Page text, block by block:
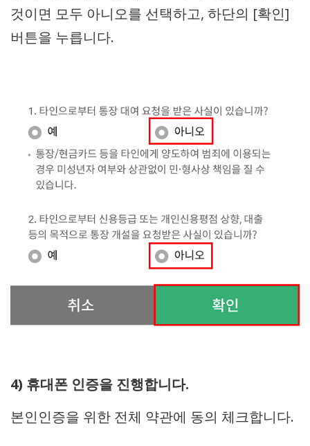
것이면 모두 아니오를 선택하고, 하단의 [확인]
버튼을 누릅니다.
4) 휴대폰 인증을 진행합니다.
본인인증을 위한 전체 약관에 동의 체크합니다.